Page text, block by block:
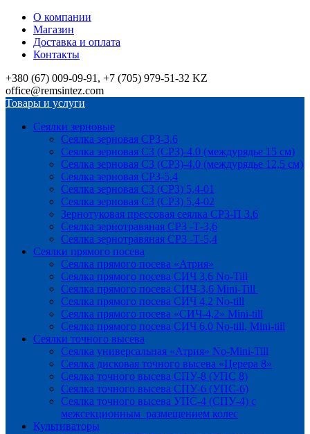
О компании
Магазин
Доставка и оплата
Контакты
+380 (67) 009-09-91, +7 (705) 979-51-32 KZ
office@remsintez.com
Товары и услуги
Сеялки зерновые
Сеялка зерновая СРЗ-3,6
Сеялка зерновая СЗ (СРЗ)-4.0 (междурядье 15 см)
Сеялка зерновая СЗ (СРЗ)-4.0 (междурядье 12,5 см)
Сеялка зерновая СРЗ-5,4
Сеялка зерновая СЗ (СРЗ) 5,4-01
Сеялка зерновая СЗ (СРЗ) 5,4-02
Зернотуковая прессовая сеялка СРЗ-П 3.6
Сеялка зернотравяная СРЗ -Т-3,6
Сеялка зернотравяная СРЗ -Т-5,4
Сеялки прямого посева
Сеялка прямого посева «Атрия»
Сеялка прямого посева СИЧ 3,6 No-Till
Сеялка прямого посева СИЧ-3,6 Mini-Till
Сеялка прямого посева СИЧ 4,2 No-till
Сеялка прямого посева «СИЧ-4,2» Mini-till
Сеялка прямого посева СИЧ 6.0 No-till, Mini-till
Сеялки точного высева
Сеялка универсальная «Атрия» No-Mini-Till
Сеялка дисковая точного высева «Церера 8»
Сеялка точного высева СПУ-8 (УПС 8)
Сеялка точного высева СПУ-6 (УПС-6)
Сеялка точного высева УПС-4 (СПУ-4) с
межсекционным размещением колес
Культиваторы